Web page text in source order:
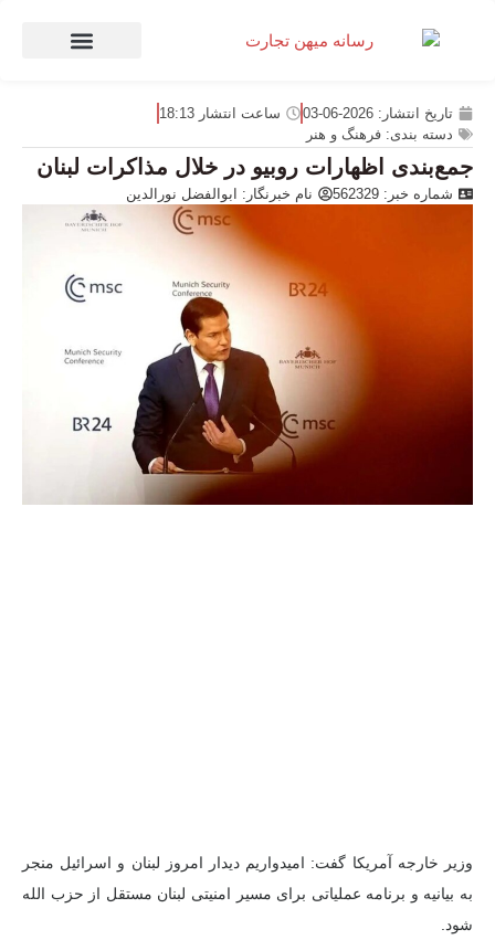
تاریخ انتشار: 2026-06-03 ساعت انتشار 18:13
دسته بندی: فرهنگ و هنر
جمع‌بندی اظهارات روبیو در خلال مذاکرات لبنان
شماره خبر: 562329 نام خبرنگار: ابوالفضل نورالدین
وزیر خارجه آمریکا گفت: امیدواریم دیدار امروز لبنان و اسرائیل منجر
به بیانیه و برنامه عملیاتی برای مسیر امنیتی لبنان مستقل از حزب الله
شود.